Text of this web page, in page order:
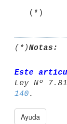
   (*)
(*)Notas:
Este
Ley Nº
140
Ayuda